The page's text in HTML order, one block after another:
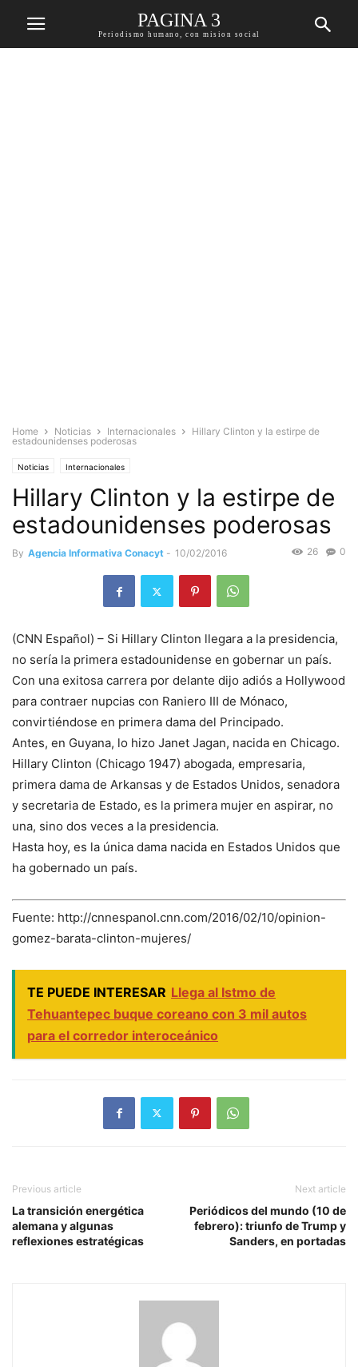
PAGINA 3
Periodismo humano, con mision social
Home Noticias Internacionales
Hillary Clinton y la estirpe de
estadounidenses poderosas
Noticias Internacionales
Hillary Clinton y la estirpe de
estadounidenses poderosas
By Agencia Informativa Conacyt - 10/02/2016 0
26
(CNN Español) – Si Hillary Clinton llegara a la presidencia,
no sería la primera estadounidense en gobernar un país.
Con una exitosa carrera por delante dijo adiós a Hollywood
para contraer nupcias con Raniero III de Mónaco,
convirtiéndose en primera dama del Principado.
Antes, en Guyana, lo hizo Janet Jagan, nacida en Chicago.
Hillary Clinton (Chicago 1947) abogada, empresaria,
primera dama de Arkansas y de Estados Unidos, senadora
y secretaria de Estado, es la primera mujer en aspirar, no
una, sino dos veces a la presidencia.
Hasta hoy, es la única dama nacida en Estados Unidos que
ha gobernado un país.
Fuente: http://cnnespanol.cnn.com/2016/02/10/opinion-
gomez-barata-clinton-mujeres/
TE PUEDE INTERESAR Llega al Istmo de
Tehuantepec buque coreano con 3 mil autos
para el corredor interoceánico
Previous article
La transición energética
alemana y algunas
reflexiones estratégicas
Next article
Periódicos del mundo (10 de
febrero): triunfo de Trump y
Sanders, en portadas